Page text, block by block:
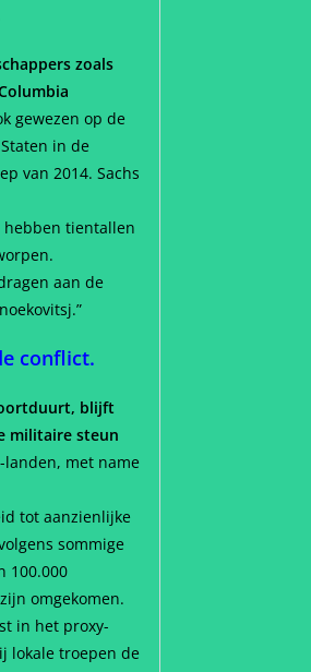
zoals
gewezen op de
in de
van 2014. Sachs
hebben tientallen
aan de
conflict.
blijft
militaire steun
landen, met name
tot aanzienlijke
sommige
100.000
omgekomen.
in het proxy-
lokale troepen de